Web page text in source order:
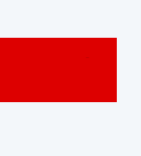
-